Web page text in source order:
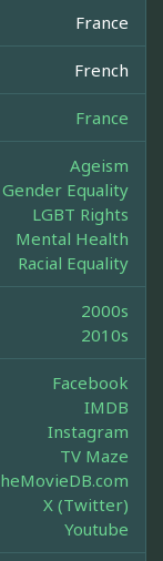
France
French
France
Ageism
Gender Equality
LGBT Rights
Mental Health
Racial Equality
2000s
2010s
Facebook
IMDB
Instagram
TV Maze
X (Twitter)
Youtube